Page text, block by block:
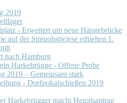
2019
- Erweitert um neue Hängebrücke
auf der Streuobstwiese erhielten 1.
nach Hamburg
Harkebrügge - Offene Probe
2019 – Gemeinsam stark
- Dorfpokalschießen 2019
Harkebrügger macht Heiratsantrag